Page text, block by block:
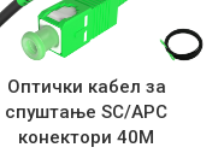
Оптички кабел за
спуштање SC/APC
конектори 40M